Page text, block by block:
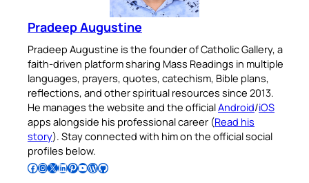
Pradeep Augustine
Pradeep Augustine is the founder of Catholic Gallery, a
faith-driven platform sharing Mass Readings in multiple
languages, prayers, quotes, catechism, Bible plans,
reflections, and other spiritual resources since 2013.
He manages the website and the officialAndroid/iOS
apps alongside his professional career (Read his
story). Stay connected with him on the official social
profiles below.
Follow Pradeep on Facebook Follow Pradeep on InstagramFollow Pradeep on X Follow Pradeep on LinkedIn Follow Pradeep on Pinterest Subscribe to Pradeep’s Youtube Channel Follow Pradeep on WordPress Follow Pradeep on GitHub